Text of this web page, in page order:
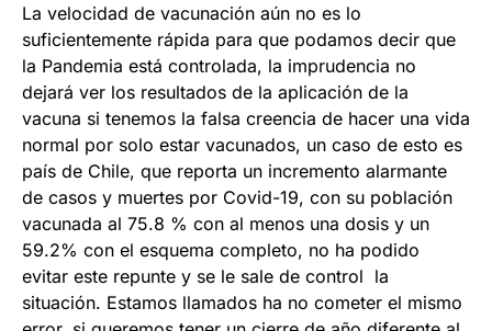
La velocidad de vacunación aún no es lo
suficientemente rápida para que podamos decir que
la Pandemia está controlada, la imprudencia no
dejará ver los resultados de la aplicación de la
vacuna si tenemos la falsa creencia de hacer una vida
normal por solo estar vacunados, un caso de esto es
país de Chile, que reporta un incremento alarmante
de casos y muertes por Covid-19, con su población
vacunada al 75.8 % con al menos una dosis y un
59.2% con el esquema completo, no ha podido
evitar este repunte y se le sale de control la
situación. Estamos llamados ha no cometer el mismo